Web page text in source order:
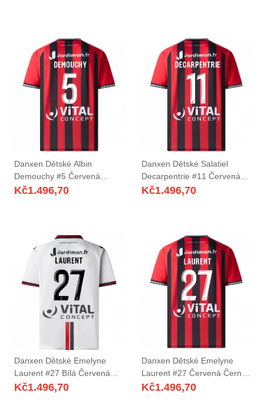
Danxen Dětské Albin
Demouchy #5 Červená
Černá Domů Hráčské Dresy
Kč1.496,70
Danxen Dětské Salatiel
Decarpentrie #11 Červená
Černá Domů Hráčské Dresy
Kč1.496,70
Danxen Dětské Emelyne
Laurent #27 Bílá Červená
Daleko Hráčské Dresy
Kč1.496,70
Danxen Dětské Emelyne
Laurent #27 Červená Černá
Domů Hráčské Dresy
Kč1.496,70